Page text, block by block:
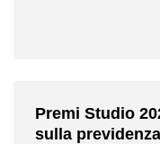
Premi Studio
sulla